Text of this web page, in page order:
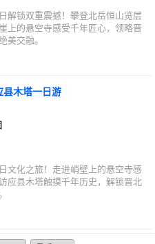
解锁双重震撼！攀登北岳恒山览层
上的悬空寺感受千年匠心，领略晋
美交融。
县木塔一日游
文化之旅！走进峭壁上的悬空寺感
应县木塔触摸千年历史，解锁晋北